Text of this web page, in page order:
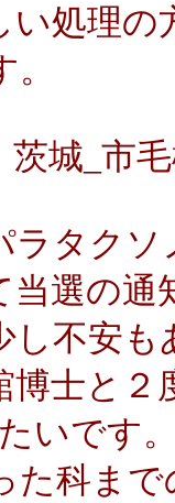
い処理
茨城_市
ラタクソ
当選の通
し不安
博士と
いです
た科ま